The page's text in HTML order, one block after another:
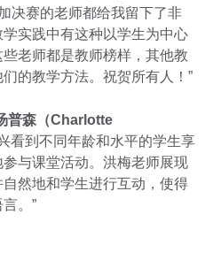
决赛的老师都给我留下了非
实践中有这种以学生为中心
老师都是教师榜样，其他教
的教学方法。祝贺所有人！”
普森（Charlotte
看到不同年龄和水平的学生享
与课堂活动。洪梅老师展现
然地和学生进行互动，使得
。”